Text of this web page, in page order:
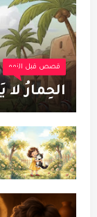
قصص قبل النوم
الحِمارُ لا